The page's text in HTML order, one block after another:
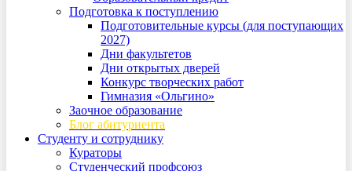
Подготовка к поступлению
Подготовительные курсы (для поступающих
2027)
Дни факультетов
Дни открытых дверей
Конкурс творческих работ
Гимназия «Ольгино»
Заочное образование
Блог абитуриента
Студенту и сотруднику
Кураторы
Студенческий профсоюз